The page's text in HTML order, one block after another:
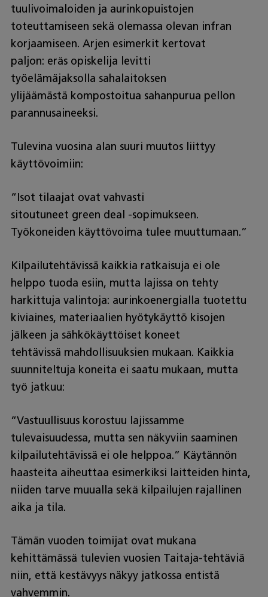
tuulivoimaloiden ja aurinkopuistojen
toteuttamiseen sekä olemassa olevan infran
korjaamiseen. Arjen esimerkit kertovat
paljon: eräs opiskelija levitti
työelämäjaksolla sahalaitoksen
ylijäämästä kompostoitua sahanpurua pellon
parannusaineeksi.
Tulevina vuosina alan suuri muutos liittyy
käyttövoimiin:
“Isot tilaajat ovat vahvasti
sitoutuneet green deal -sopimukseen.
Työkoneiden käyttövoima tulee muuttumaan.”
Kilpailutehtävissä kaikkia ratkaisuja ei ole
helppo tuoda esiin, mutta lajissa on tehty
harkittuja valintoja: aurinkoenergialla tuotettu
kiviaines, materiaalien hyötykäyttö kisojen
jälkeen ja sähkökäyttöiset koneet
tehtävissä mahdollisuuksien mukaan. Kaikkia
suunniteltuja koneita ei saatu mukaan, mutta
työ jatkuu:
“Vastuullisuus korostuu lajissamme
tulevaisuudessa, mutta sen näkyviin saaminen
kilpailutehtävissä ei ole helppoa.” Käytännön
haasteita aiheuttaa esimerkiksi laitteiden hinta,
niiden tarve muualla sekä kilpailujen rajallinen
aika ja tila.
Tämän vuoden toimijat ovat mukana
kehittämässä tulevien vuosien Taitaja-tehtäviä
niin, että kestävyys näkyy jatkossa entistä
vahvemmin.